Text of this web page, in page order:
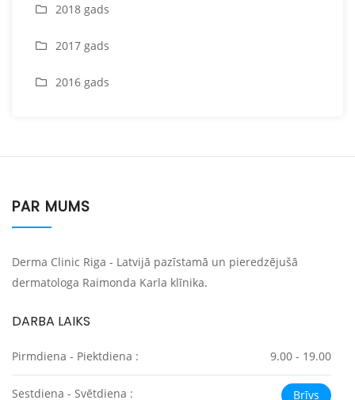
2018 gads
2017 gads
2016 gads
PAR MUMS
Derma Clinic Riga - Latvijā pazīstamā un pieredzējušā
dermatologa Raimonda Karla klīnika.
DARBA LAIKS
Pirmdiena - Piektdiena : 9.00 - 19.00
Sestdiena - Svētdiena : Brīvs